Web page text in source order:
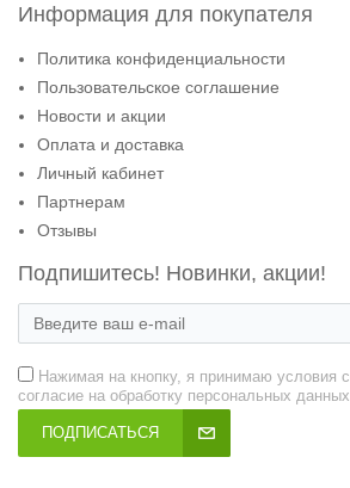
Информация для покупателя
Политика конфиденциальности
Пользовательское соглашение
Новости и акции
Оплата и доставка
Личный кабинет
Партнерам
Отзывы
Подпишитесь! Новинки, акции!
Нажимая на кнопку, я принимаю условия
согласие на обработку персональных данных.
ПОДПИСАТЬСЯ